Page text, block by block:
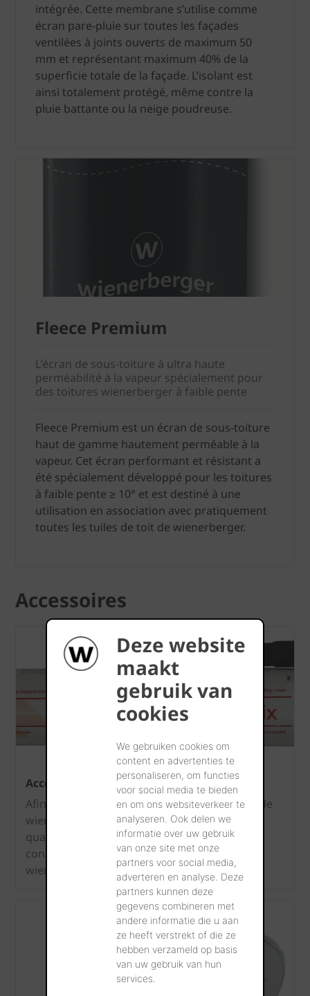
Deze website
maakt
gebruik van
cookies
We gebruiken cookies om
content en advertenties te
personaliseren, om functies
voor social media te bieden
en om ons websiteverkeer te
analyseren. Ook delen we
informatie over uw gebruik
van onze site met onze
partners voor social media,
adverteren en analyse. Deze
partners kunnen deze
gegevens combineren met
andere informatie die u aan
ze heeft verstrekt of die ze
hebben verzameld op basis
van uw gebruik van hun
services.
intégrée. Cette membrane s’utilise comme
écran pare-pluie sur toutes les façades
ventilées à joints ouverts de maximum 50
mm et représentant maximum 40% de la
superficie totale de la façade. L’isolant est
ainsi totalement protégé, même contre la
pluie battante ou la neige poudreuse.
Fleece Premium
L'écran de sous-toiture à ultra haute
perméabilité à la vapeur spécialement pour
des toitures wienerberger à faible pente
Fleece Premium est un écran de sous-toiture
haut de gamme hautement perméable à la
vapeur. Cet écran performant et résistant a
été spécialement développé pour les toitures
à faible pente ≥ 10° et est destiné à une
utilisation en association avec pratiquement
toutes les tuiles de toit de wienerberger.
Accessoires
Accessoires pour Fleece
Afin d’intégrer l'écran de sous-toiture Fleece de
wienerberger d’une manière correcte et
qualitative dans votre toiture, nous vous
conseillons d’utiliser les accessoires signés
wienerberger.